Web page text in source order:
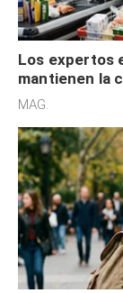
Los expertos
mantienen la
cognitiva,
MAG.